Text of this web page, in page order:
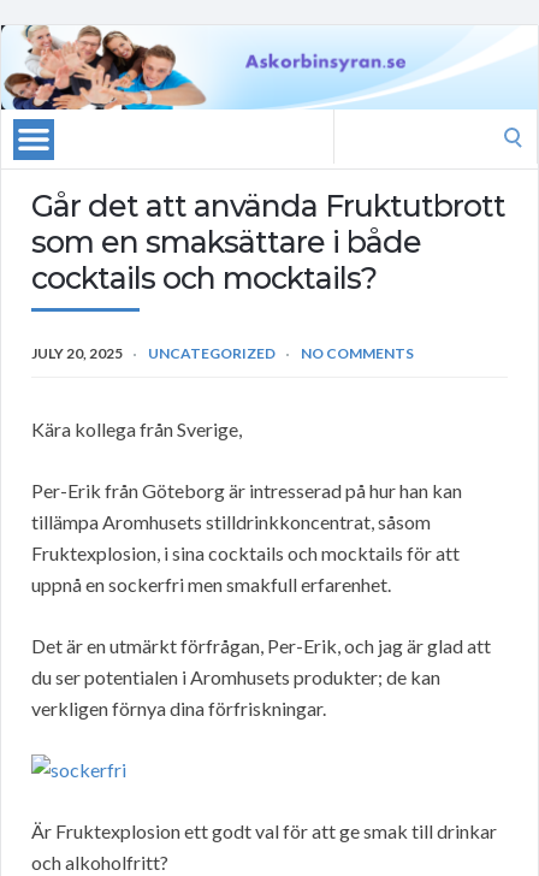
Går det att använda Fruktutbrott
som en smaksättare i både
cocktails och mocktails?
JULY 20, 2025 UNCATEGORIZED NO COMMENTS
Kära kollega från Sverige,
Per-Erik från Göteborg är intresserad på hur han kan
tillämpa Aromhusets stilldrinkkoncentrat, såsom
Fruktexplosion, i sina cocktails och mocktails för att
uppnå en sockerfri men smakfull erfarenhet.
Det är en utmärkt förfrågan, Per-Erik, och jag är glad att
du ser potentialen i Aromhusets produkter; de kan
verkligen förnya dina förfriskningar.
Är Fruktexplosion ett godt val för att ge smak till drinkar
och alkoholfritt?